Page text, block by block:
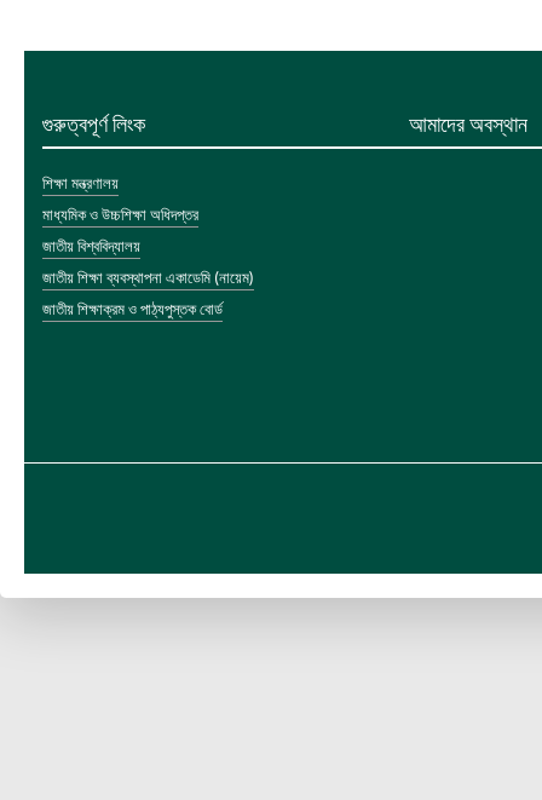
গুরুত্বপূর্ণ লিংক
শিক্ষা মন্ত্রণালয়
মাধ্যমিক ও উচ্চশিক্ষা অধিদপ্তর
জাতীয় বিশ্ববিদ্যালয়
জাতীয় শিক্ষা ব্যবস্থাপনা একাডেমি (নায়েম)
জাতীয় শিক্ষাক্রম ও পাঠ্যপুস্তক বোর্ড
আমাদের অবস্থান